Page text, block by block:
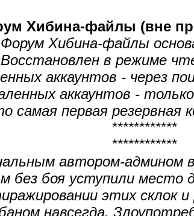
Хибина-файлы (вне
Форум Хибина-файлы
Восстановлен в режиме
аккаунтов - через
аккаунтов -
самая первая резервная
************
************
автором-админом
без боя уступили место
этих склок
навсегда.